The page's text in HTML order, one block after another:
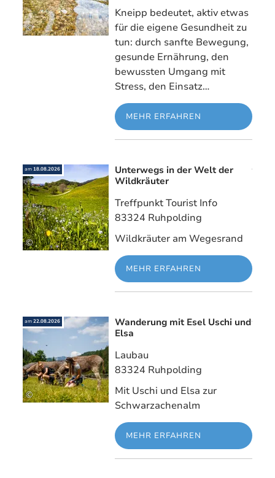
©
Kneipp bedeutet, aktiv etwas
für die eigene Gesundheit zu
tun: durch sanfte Bewegung,
gesunde Ernährung, den
bewussten Umgang mit
Stress, den Einsatz…
MEHR ERFAHREN
©
Unterwegs in der Welt der
Wildkräuter
Treffpunkt Tourist Info
83324 Ruhpolding
Wildkräuter am Wegesrand
MEHR ERFAHREN
am18.08.2026
©
Wanderung mit Esel Uschi und
Elsa
Laubau
83324 Ruhpolding
Mit Uschi und Elsa zur
Schwarzachenalm
MEHR ERFAHREN
am22.08.2026